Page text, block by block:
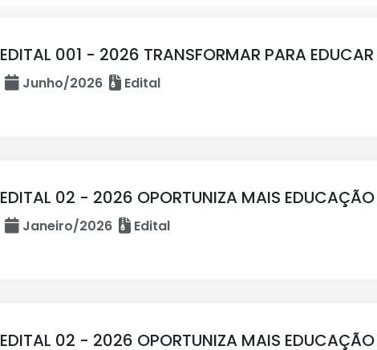
EDITAL 001 - 2026 TRANSFORMAR PARA
Junho/2026 Edital
EDITAL 02 - 2026 OPORTUNIZA MAIS
Janeiro/2026 Edital
EDITAL 02 - 2026 OPORTUNIZA MAIS EDUCAÇÃO